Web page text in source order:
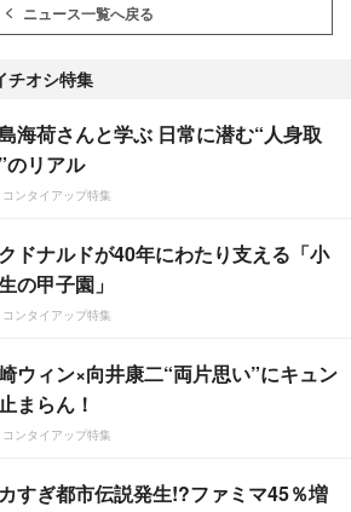
ニュース一覧へ戻る
チオシ特集
海荷さんと学ぶ 日常に潜む“人身取
のリアル
コンタイアップ特集
ドナルドが40年にわたり支える「小
の甲子園」
コンタイアップ特集
ウィン×向井康二“両片思い”にキュン
まらん！
コンタイアップ特集
すぎ都市伝説発生!?ファミマ45％増